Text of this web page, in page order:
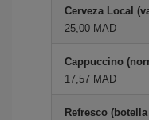
Cerveza Local
25,00 MAD
Cappuccino
17,57 MAD
Refresco